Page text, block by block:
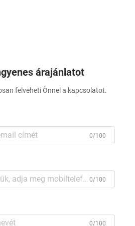
árajánlatot
felveheti Önnel a kapcsolatot.
0/100
0/100
0/100